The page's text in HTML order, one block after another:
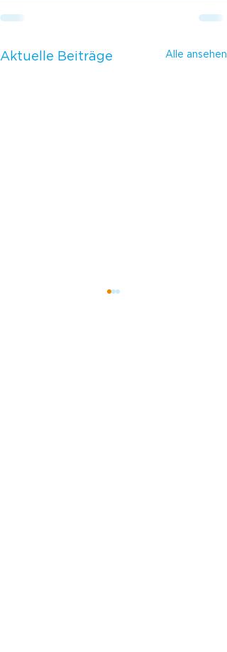
Aktuelle Beiträge Alle ansehen